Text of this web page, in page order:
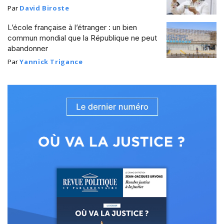
Par David Biroste
L’école française à l’étranger : un bien
commun mondial que la République ne peut
abandonner
ParYannick Trigance